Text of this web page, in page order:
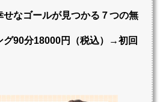
せなゴールが見つかる７つの無
グ90分18000円（税込）→初回